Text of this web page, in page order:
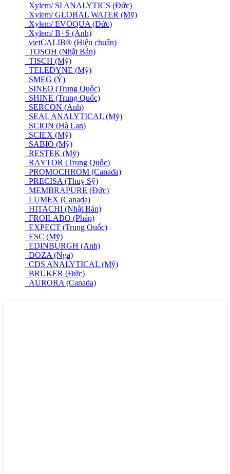
Xylem/ SI ANALYTICS (Đức)
Xylem/ GLOBAL WATER (Mỹ)
Xylem/ EVOQUA (Đức)
Xylem/ B+S (Anh)
vietCALIB® (Hiệu chuẩn)
TOSOH (Nhật Bản)
TISCH (Mỹ)
TELEDYNE (Mỹ)
SMEG (Ý)
SINEO (Trung Quốc)
SHINE (Trung Quốc)
SERCON (Anh)
SEAL ANALYTICAL (Mỹ)
SCION (Hà Lan)
SCIEX (Mỹ)
SABIO (Mỹ)
RESTEK (Mỹ)
RAYTOR (Trung Quốc)
PROMOCHROM (Canada)
PRECISA (Thuỵ Sỹ)
MEMBRAPURE (Đức)
LUMEX (Canada)
HITACHI (Nhật Bản)
FROILABO (Pháp)
EXPECT (Trung Quốc)
ESC (Mỹ)
EDINBURGH (Anh)
DOZA (Nga)
CDS ANALYTICAL (Mỹ)
BRUKER (Đức)
AURORA (Canada)